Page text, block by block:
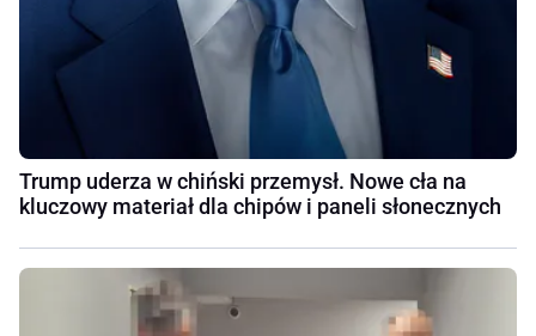
Trump uderza w chiński przemysł. Nowe cła na
kluczowy materiał dla chipów i paneli słonecznych